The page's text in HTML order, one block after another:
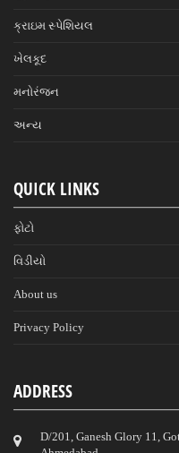
ક્રાઇમ સ્પેશિયલ
ખેલકૂદ
મનોરંજન
અન્ય
QUICK LINKS
ફોટો
વિડીયો
About us
Privacy Policy
ADDRESS
D/201, Ganesh Glory 11,